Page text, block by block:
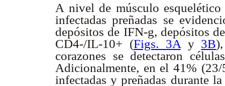
A nivel de músculo
infectadas preñadas se
depósitos de IFN-g, depósitos
CD4-/IL-10+ (Figs. 3A y 3B
corazones se detectaron
Adicionalmente, en el 41%
infectadas y preñadas durante